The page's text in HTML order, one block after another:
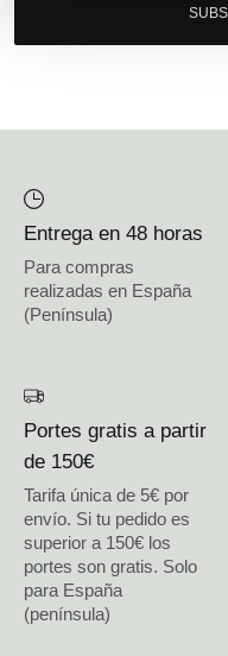
Entrega en 48 horas
Para compras
realizadas en España
(Península)
Portes gratis a partir
de 150€
Tarifa única de 5€ por
envío. Si tu pedido es
superior a 150€ los
portes son gratis. Solo
para España
(península)